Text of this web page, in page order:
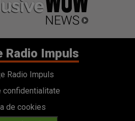
Radio Impuls
Radio Impuls
confidentialitate
de cookies